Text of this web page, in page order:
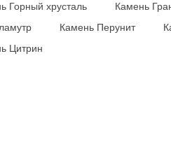
Горный хрусталь Камень
Камень Перунит
Цитрин